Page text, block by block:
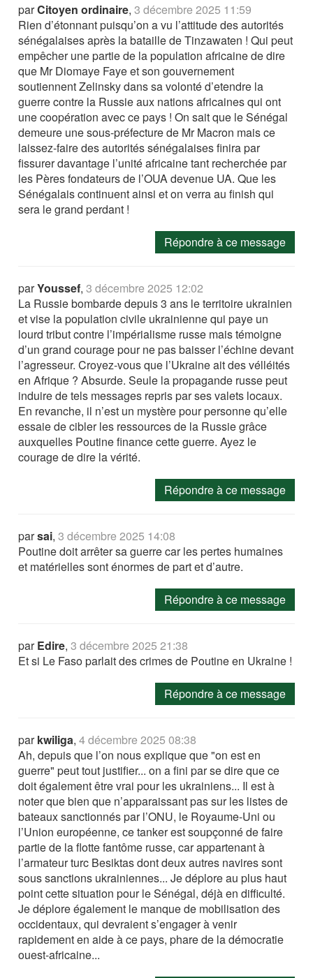
parCitoyen ordinaire,3 décembre 2025 11:59
Rien d’étonnant puisqu’on a vu l’attitude des autorités
sénégalaises après la bataille de Tinzawaten ! Qui peut
empêcher une partie de la population africaine de dire
que Mr Diomaye Faye et son gouvernement
soutiennent Zelinsky dans sa volonté d’etendre la
guerre contre la Russie aux nations africaines qui ont
une coopération avec ce pays ! On sait que le Sénégal
demeure une sous-préfecture de Mr Macron mais ce
laissez-faire des autorités sénégalaises finira par
fissurer davantage l’unité africaine tant recherchée par
les Pères fondateurs de l’OUA devenue UA. Que les
Sénégalais continuent ainsi et on verra au finish qui
sera le grand perdant !
Répondre à ce message
parYoussef,3 décembre 2025 12:02
La Russie bombarde depuis 3 ans le territoire ukrainien
et vise la population civile ukrainienne qui paye un
lourd tribut contre l’impérialisme russe mais témoigne
d’un grand courage pour ne pas baisser l’échine devant
l’agresseur. Croyez-vous que l’Ukraine ait des vélléités
en Afrique ? Absurde. Seule la propagande russe peut
induire de tels messages repris par ses valets locaux.
En revanche, il n’est un mystère pour personne qu’elle
essaie de cibler les ressources de la Russie grâce
auxquelles Poutine finance cette guerre. Ayez le
courage de dire la vérité.
Répondre à ce message
parsai,3 décembre 2025 14:08
Poutine doit arrêter sa guerre car les pertes humaines
et matérielles sont énormes de part et d’autre.
Répondre à ce message
parEdire,3 décembre 2025 21:38
Et si Le Faso parlait des crimes de Poutine en Ukraine !
Répondre à ce message
parkwiliga,4 décembre 2025 08:38
Ah, depuis que l’on nous explique que "on est en
guerre" peut tout justifier... on a fini par se dire que ce
doit également être vrai pour les ukrainiens... Il est à
noter que bien que n’apparaissant pas sur les listes de
bateaux sanctionnés par l’ONU, le Royaume-Uni ou
l’Union européenne, ce tanker est soupçonné de faire
partie de la flotte fantôme russe, car appartenant à
l’armateur turc Besiktas dont deux autres navires sont
sous sanctions ukrainiennes... Je déplore au plus haut
point cette situation pour le Sénégal, déjà en difficulté.
Je déplore également le manque de mobilisation des
occidentaux, qui devraient s’engager à venir
rapidement en aide à ce pays, phare de la démocratie
ouest-africaine...